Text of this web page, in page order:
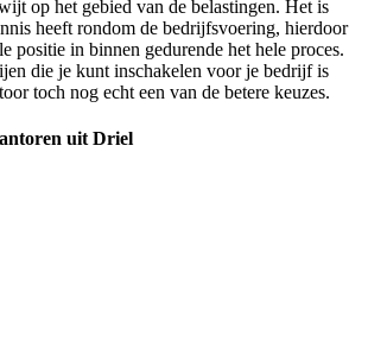
op het gebied van de belastingen. Het is
heeft rondom de bedrijfsvoering, hierdoor
positie in binnen gedurende het hele proces.
die je kunt inschakelen voor je bedrijf is
toch nog echt een van de betere keuzes.
uit Driel